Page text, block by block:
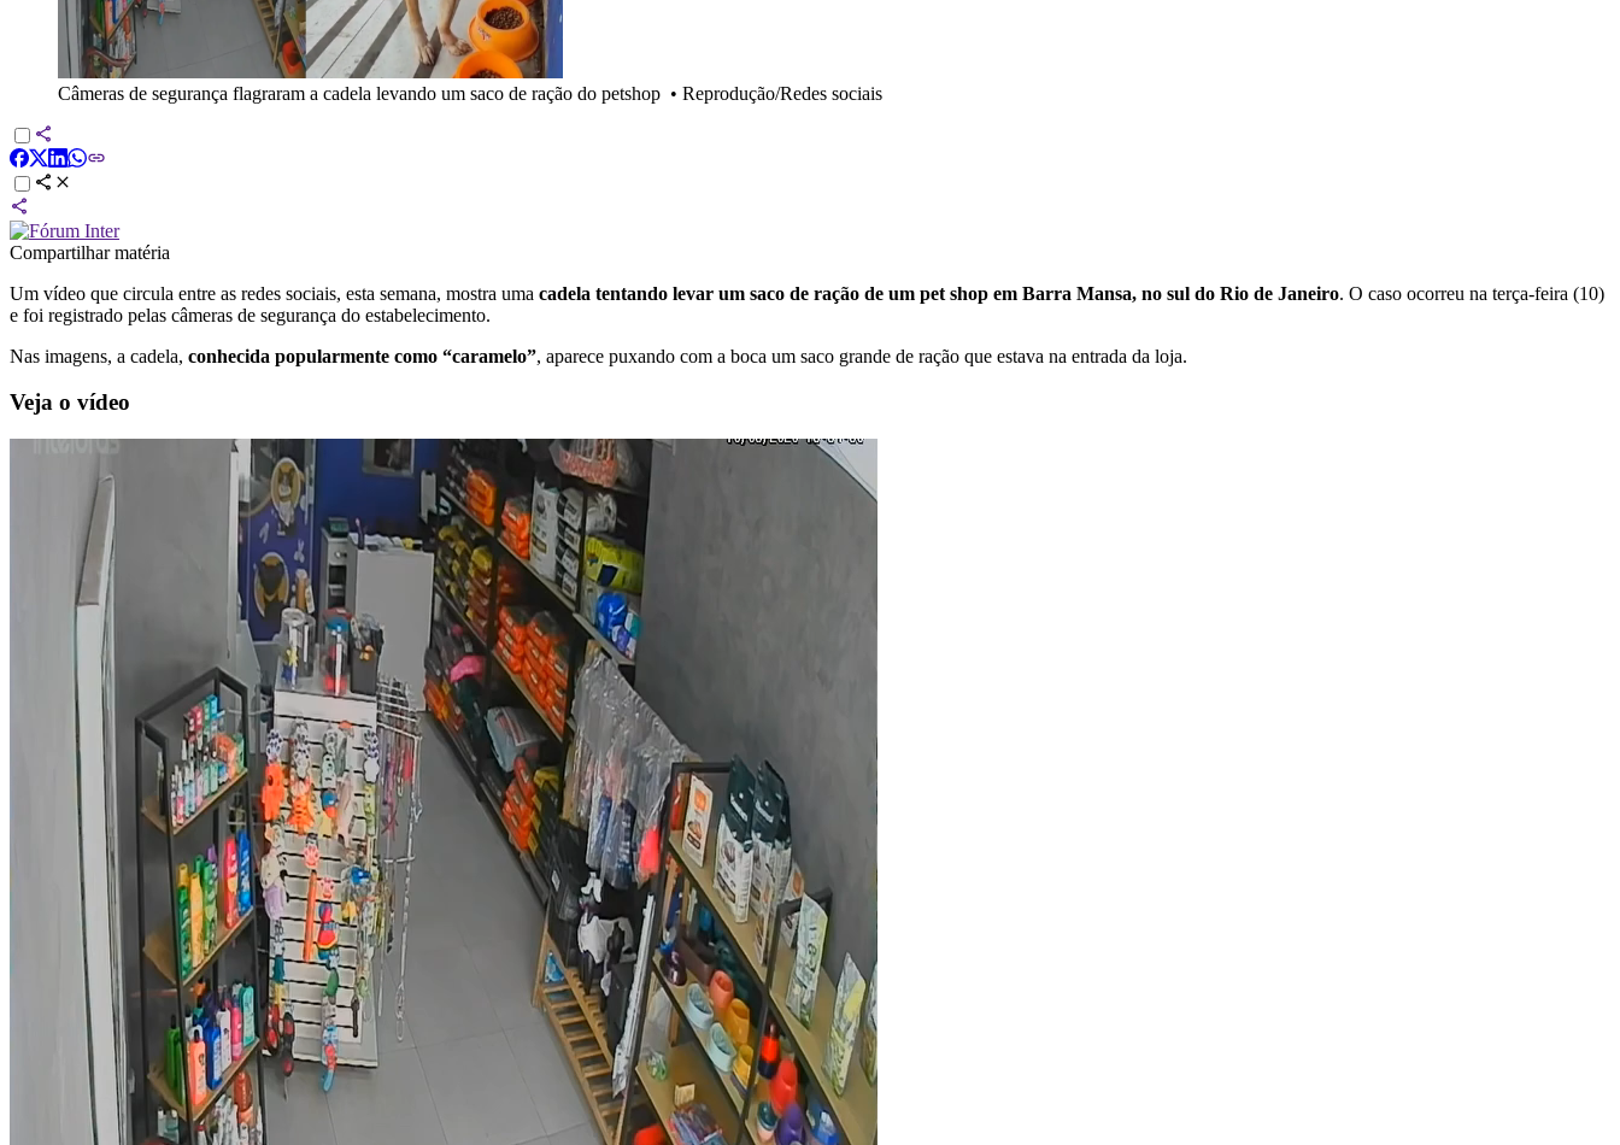
Câmeras de segurança flagraram a cadela levando um saco de ração do petshop • Reprodução/Redes sociais
Compartilhar matéria
Um vídeo que circula entre as redes sociais, esta semana, mostra uma cadela tentando levar um saco de ração de um pet shop em Barra Mansa, no sul do Rio de Janeiro. O caso ocorreu na terça-feira (10)
e foi registrado pelas câmeras de segurança do estabelecimento.
Nas imagens, a cadela, conhecida popularmente como “caramelo”, aparece puxando com a boca um saco grande de ração que estava na entrada da loja.
Veja o vídeo